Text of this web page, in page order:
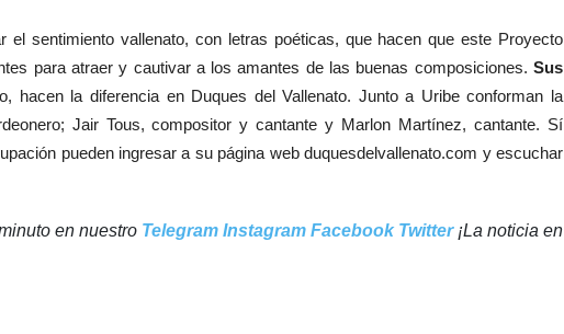
el sentimiento vallenato, con letras poéticas, que hacen que este Proyecto
para atraer y cautivar a los amantes de las buenas composiciones. Sus
hacen la diferencia en Duques del Vallenato. Junto a Uribe conforman la
Jair Tous, compositor y cantante y Marlon Martínez, cantante. Sí
pueden ingresar a su página web duquesdelvallenato.com y escuchar
en nuestro Telegram Instagram Facebook Twitter¡La noticia en